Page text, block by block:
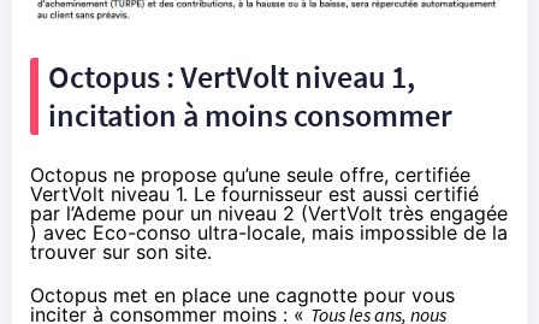
Octopus : VertVolt niveau 1,
incitation à moins consommer
Octopus ne propose qu’une seule offre, certifiée
VertVolt niveau 1. Le fournisseur est aussi certifié
par l’Ademe pour un niveau 2 (VertVolt très engagée
) avec Eco-conso ultra-locale, mais impossible de la
trouver sur son site.
Octopus met en place une cagnotte pour vous
inciter à consommer moins : « Tous les ans, nous